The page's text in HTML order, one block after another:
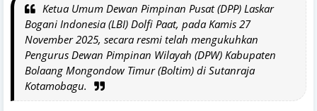
Ketua Umum Dewan Pimpinan Pusat (DPP) Laskar
Bogani Indonesia (LBI) Dolfi Paat, pada Kamis 27
November 2025, secara resmi telah mengukuhkan
Pengurus Dewan Pimpinan Wilayah (DPW) Kabupaten
Bolaang Mongondow Timur (Boltim) di Sutanraja
Kotamobagu.